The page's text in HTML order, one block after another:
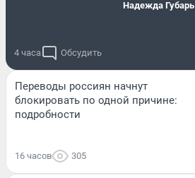
Надежда Губарь
4 часа Обсудить
Переводы россиян начнут
блокировать по одной причине:
подробности
16 часов 305